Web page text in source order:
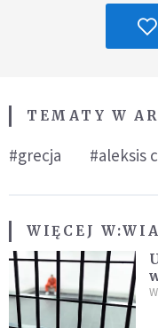
TEMATY W
#grecja #aleksis
WIĘCEJ W: